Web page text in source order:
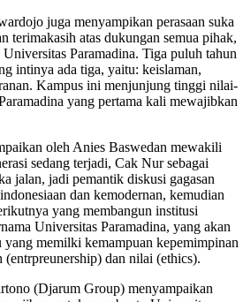
juga menyampikan perasaan suka
terimakasih atas dukungan semua pihak,
Paramadina. Tiga puluh tahun
intinya ada tiga, yaitu: keislaman,
Kampus ini menjunjung tinggi nilai-
yang pertama kali mewajibkan
oleh Anies Baswedan mewakili
sedang terjadi, Cak Nur sebagai
jalan, jadi pemantik diskusi gagasan
dan kemodernan, kemudian
yang membangun institusi
Universitas Paramadina, yang akan
yang memilki kemampuan kepemimpinan
(entrpreunership) dan nilai (ethics).
(Djarum Group) menyampaikan